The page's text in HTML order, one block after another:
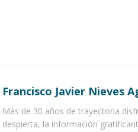
Francisco Javier Nieves
Más de 30 años de trayectoria
despierta, la información